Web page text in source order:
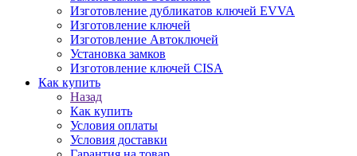
Изготовление дубликатов ключей EVVA
Изготовление ключей
Изготовление Автоключей
Установка замков
Изготовление ключей CISA
Как купить
Назад
Как купить
Условия оплаты
Условия доставки